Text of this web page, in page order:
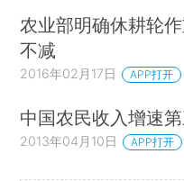
农业部明确休耕轮
不减
2016年02月17日 APP打开
中国农民收入增速
2013年04月10日 APP打开